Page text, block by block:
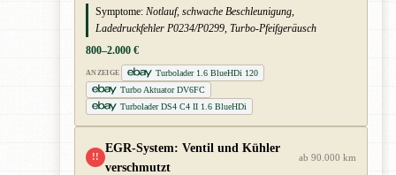
Symptome: Notlauf, schwache Beschleunigung,
Ladedruckfehler P0234/P0299, Turbo-Pfeifgeräusch
800–2.000 €
ANZEIGE
Turbolader 1.6 BlueHDi 120
Turbo Aktuator DV6FC
Turbolader DS4 C4 II 1.6 BlueHDi
!!
EGR-System: Ventil und Kühler
verschmutzt
ab 90.000 km